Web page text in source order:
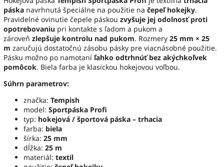
páska navrhnutá špeciálne na použitie na čepeľ hokejky.
Pravidelné ovinutie čepele páskou zvyšuje jej odolnosť proti
opotrebovaniu pri kontakte s ľadom a pukom a
zároveň zlepšuje kontrolu nad pukom. Rozmery 25 mm × 25
m zaručujú dostatočnú zásobu pásky pre viacnásobné použitie.
Pásku možno po namotaní ľahko odtrhnúť bez akýchkoľvek
pomôcok. Biela farba je klasickou hokejovou voľbou.
Súhrn parametrov:
značka: Tempish
model: Sportpáska Profi
typ: hokejová / športová páska – trhacia
farba: biela
šírka: 25 mm
dĺžka: 25 m
materiál: textil